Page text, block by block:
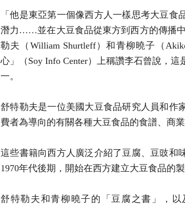
「他是東亞第一個像西方人一樣思考大豆
潛力……並在大豆食品從東方到西方的傳播
勒夫（William Shurtleff）和青柳曉子（
心」（Soy Info Center）上稱讚李石曾說，
一。
舒特勒夫是一位美國大豆食品研究人員和作
費者為導向的有關各種大豆食品的食譜、商
這些書籍向西方人廣泛介紹了豆腐、豆豉和
1970年代後期，開始在西方建立大豆食品的製
舒特勒夫和青柳曉子的「豆腐之書」，以